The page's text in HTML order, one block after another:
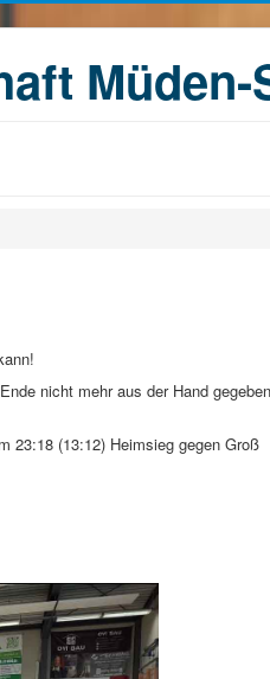
Müden-
nicht mehr aus der Hand gegeben
23:18 (13:12) Heimsieg gegen Groß